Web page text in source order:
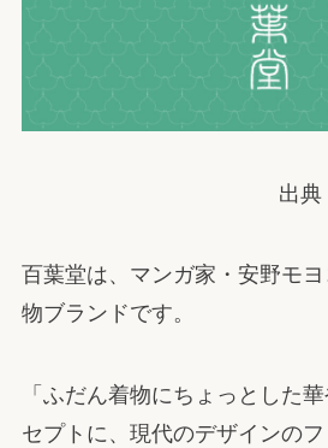
出典
百葉堂は、マンガ家・安野モ
物ブランドです。
「ふだん着物にちょっとした
セプトに、現代のデザインの